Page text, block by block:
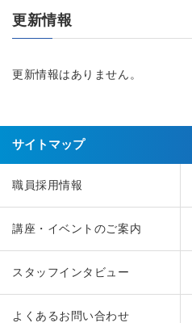
更新情報
更新情報はありません。
サイトマップ
職員採用情報
講座・イベントのご案内
スタッフインタビュー
よくあるお問い合わせ